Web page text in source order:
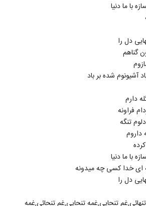
آهنگ خندیدن تو از علی هاشمی(پاپ)
موزیک زیبای لیلای من از ایمان غلامی
به همراه متن ترانه
۱,۴۱۲ بازدید
دانلود آهنگ جدید و زیبای فریان با نام آی
دیوونه (رمیکس)
۳,۵۰۸ بازدید
آهنگ تا اومدی (رمیکس) از امو باند(پاپ)
۴,۰۶۹ بازدید
با ما دنیا
دل را
گناهم
آشیونوم شده بر باد
دارم
فراونه
تنگه
داروم
با ما دنیا
ای خدا کسی چه میدونه
دل را
تنحایی,غمه تنحایی,غم تنحائی,غمه